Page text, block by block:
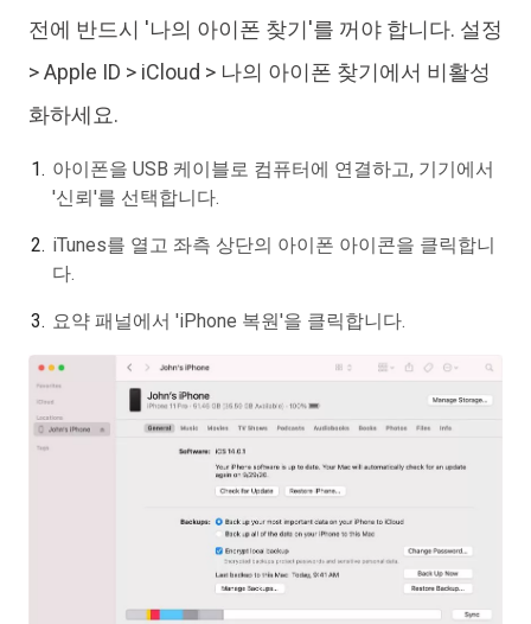
전에 반드시 '나의 아이폰 찾기'를 꺼야 합니다. 설정
> Apple ID > iCloud > 나의 아이폰 찾기에서 비활성
화하세요.
아이폰을 USB 케이블로 컴퓨터에 연결하고, 기기에서
'신뢰'를 선택합니다.
iTunes를 열고 좌측 상단의 아이폰 아이콘을 클릭합니
다.
요약 패널에서 'iPhone 복원'을 클릭합니다.